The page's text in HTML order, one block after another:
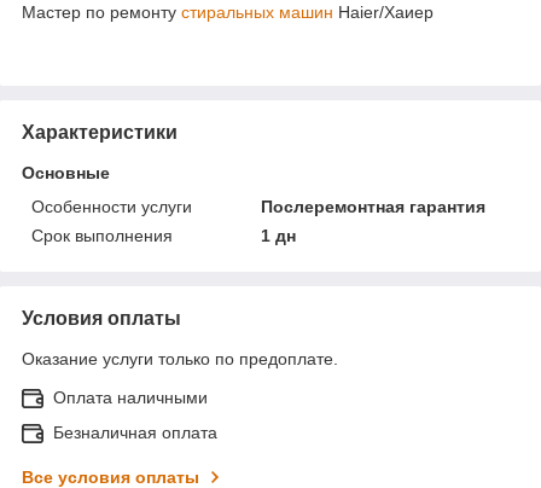
Мастер по ремонту стиральных машин Haier/Хаиер
Характеристики
Основные
Особенности услуги
Послеремонтная гарантия
Срок выполнения
1 дн
Условия оплаты
Оказание услуги только по предоплате.
Оплата наличными
Безналичная оплата
Все условия оплаты